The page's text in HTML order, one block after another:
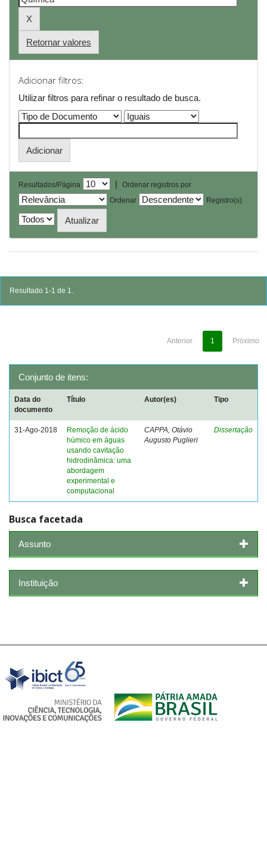
Retornar valores
Adicionar filtros:
Utilizar filtros para refinar o resultado de busca.
Resultados/Página |
Ordenar registros por
Ordenar
Registro(s)
Resultado 1-1 de 1.
Anterior 1 Próximo
Conjunto de itens:
Data do
documento
Título Autor(es) Tipo
31-Ago-2018
Remoção de ácido
húmico em águas
usando cavitação
hidrodinâmica: uma
abordagem
experimental e
computacional
CAPPA, Otávio
Augusto Puglieri
Dissertação
Busca facetada
Assunto
Instituição